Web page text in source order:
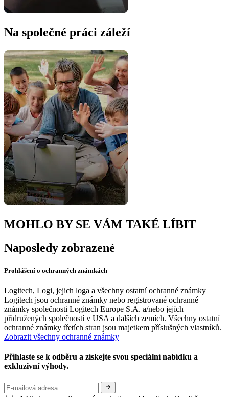
Na společné práci záleží
MOHLO BY SE VÁM TAKÉ LÍBIT
Naposledy zobrazené
Prohlášení o ochranných známkách
Logitech, Logi, jejich loga a všechny ostatní ochranné známky
Logitech jsou ochranné známky nebo registrované ochranné
známky společnosti Logitech Europe S.A. a/nebo jejích
přidružených společností v USA a dalších zemích. Všechny ostatní
ochranné známky třetích stran jsou majetkem příslušných vlastníků.
Zobrazit všechny ochranné známky
Přihlaste se k odběru a získejte svou speciální nabídku a
exkluzivní výhody.